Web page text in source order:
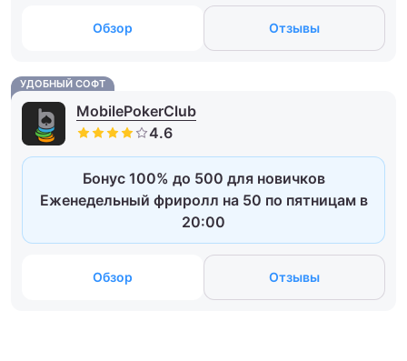
Обзор Отзывы
УДОБНЫЙ СОФТ
MobilePokerClub
Бонус 100% до 500 для новичков
Еженедельный фриролл на 50 по пятницам в
20:00
Обзор Отзывы